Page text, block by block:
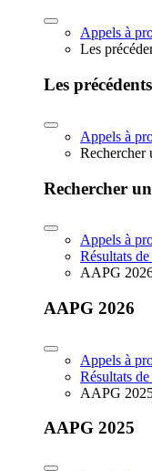
Appels à
Les
Les
Appels à
Rechercher
Rechercher
Appels à
Résultats
AAPG
AAPG 2026
Appels à
Résultats
AAPG
AAPG 2025